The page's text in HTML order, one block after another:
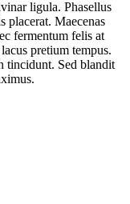
ligula. Phasellus
placerat. Maecenas
fermentum felis at
pretium tempus.
tincidunt. Sed blandit